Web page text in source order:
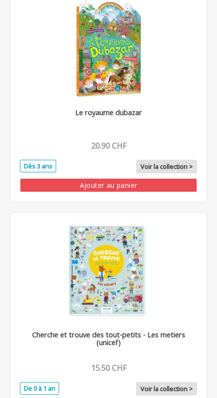
Le royaume dubazar
20.90 CHF
Dès 3 ans Voir la collection >
Ajouter au panier
Cherche et trouve des tout-petits - Les metiers
(unicef)
15.50 CHF
De 0 à 1 an Voir la collection >